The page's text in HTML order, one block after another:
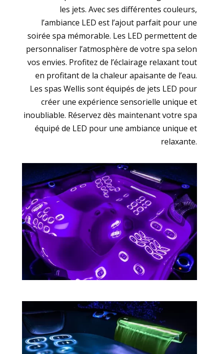
les jets. Avec ses différentes couleurs,
l’ambiance LED est l’ajout parfait pour une
soirée spa mémorable. Les LED permettent de
personnaliser l’atmosphère de votre spa selon
vos envies. Profitez de l’éclairage relaxant tout
en profitant de la chaleur apaisante de l’eau.
Les spas Wellis sont équipés de jets LED pour
créer une expérience sensorielle unique et
inoubliable. Réservez dès maintenant votre spa
équipé de LED pour une ambiance unique et
relaxante.